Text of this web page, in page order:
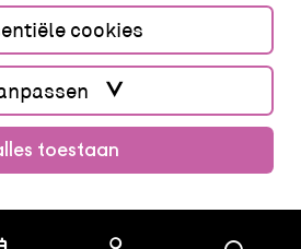
kaarten
cookies/privacy
by The Cre8ion.Lab
cookies
toestaan